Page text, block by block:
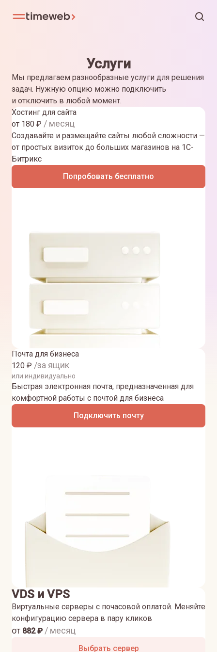
Услуги
Мы предлагаем разнообразные услуги для решения
задач. Нужную опцию можно подключить
и отключить в любой момент.
Хостинг для сайта
от 180 ₽ / месяц
Создавайте и размещайте сайты любой сложности —
от простых визиток до больших магазинов на 1С-
Битрикс
Попробовать бесплатно
Почта для бизнеса
120 ₽ /за ящик
или индивидуально
Быстрая электронная почта, предназначенная для
комфортной работы с почтой для бизнеса
Подключить почту
VDS и VPS
Виртуальные серверы с почасовой оплатой. Меняйте
конфигурацию сервера в пару кликов
от 882₽ / месяц
Выбрать сервер